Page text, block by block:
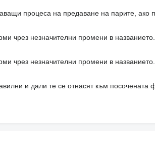
процеса на предаване на парите, ако
чрез незначителни промени в
чрез незначителни промени в
и дали те се отнасят към посочената